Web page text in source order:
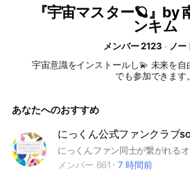
『宇宙マスター🪐』by
ンキム
メンバー 2123
ノー
宇宙意識をインストールし💫 未来を
でも参加できます。
あなたへのおすすめ
にっくん公式ファンクラブ
にっくんファン同士が繋がれる
メンバー 661
7 時間前